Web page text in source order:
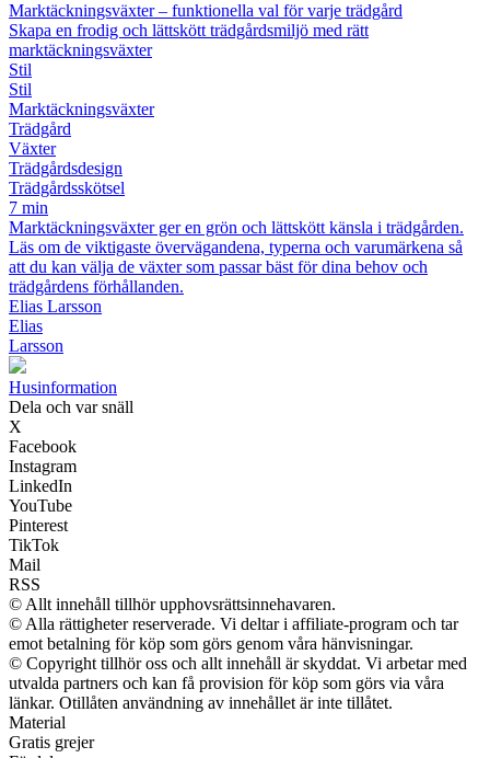
Marktäckningsväxter – funktionella val för varje trädgård
Skapa en frodig och lättskött trädgårdsmiljö med rätt
marktäckningsväxter
Stil
Stil
Marktäckningsväxter
Trädgård
Växter
Trädgårdsdesign
Trädgårdsskötsel
7 min
Marktäckningsväxter ger en grön och lättskött känsla i trädgården.
Läs om de viktigaste övervägandena, typerna och varumärkena så
att du kan välja de växter som passar bäst för dina behov och
trädgårdens förhållanden.
Elias Larsson
Elias
Larsson
Husinformation
Dela och var snäll
X
Facebook
Instagram
LinkedIn
YouTube
Pinterest
TikTok
Mail
RSS
© Allt innehåll tillhör upphovsrättsinnehavaren.
© Alla rättigheter reserverade. Vi deltar i affiliate-program och tar
emot betalning för köp som görs genom våra hänvisningar.
© Copyright tillhör oss och allt innehåll är skyddat. Vi arbetar med
utvalda partners och kan få provision för köp som görs via våra
länkar. Otillåten användning av innehållet är inte tillåtet.
Material
Gratis grejer